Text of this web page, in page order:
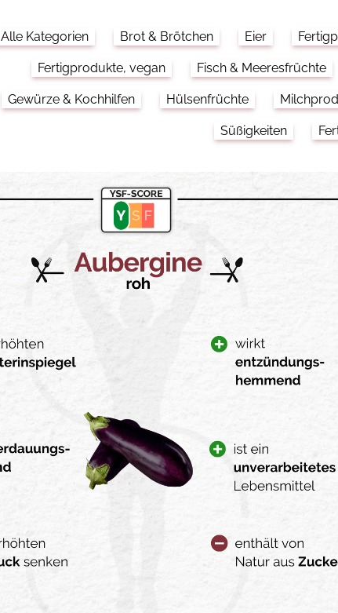
Alle Kategorien Brot & Brötchen Eier
Fertigprodukte, vegan Fisch & Meeresfrüchte
Gewürze & Kochhilfen Hülsenfrüchte
Süßigkeiten